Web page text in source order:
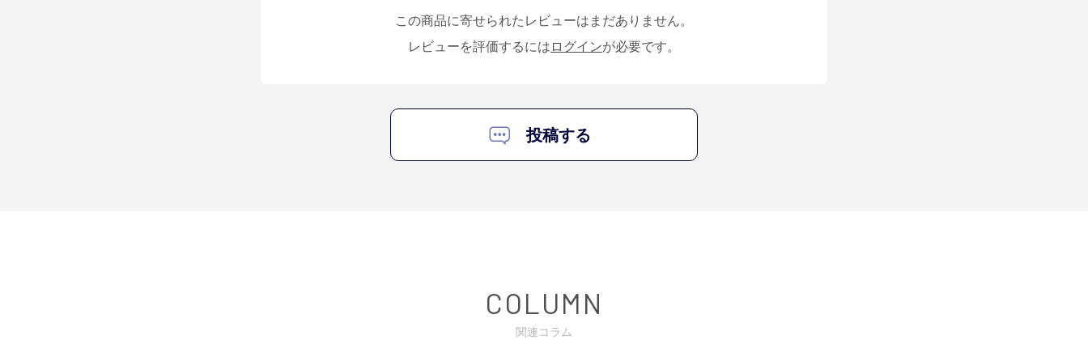
この商品に寄せられたレビューはまだありません。
レビューを評価するには ログインが必要です。
投稿する
COLUMN
関連コラム